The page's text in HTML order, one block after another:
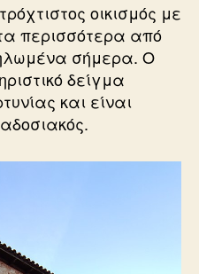
οικισμός με
περισσότερα από
σήμερα. Ο
δείγμα
και είναι